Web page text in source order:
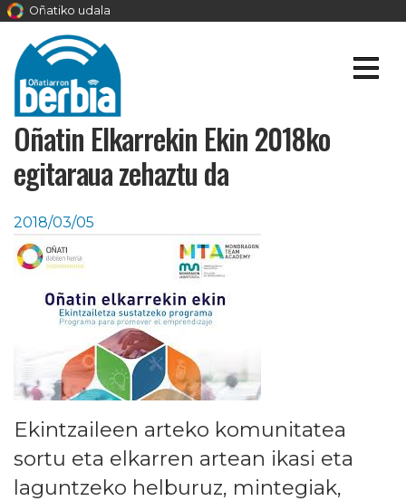
Oñatiko udala
Oñatin Elkarrekin Ekin 2018ko
egitaraua zehaztu da
2018/03/05
Ekintzaileen arteko komunitatea
sortu eta elkarren artean ikasi eta
laguntzeko helburuz, mintegiak,